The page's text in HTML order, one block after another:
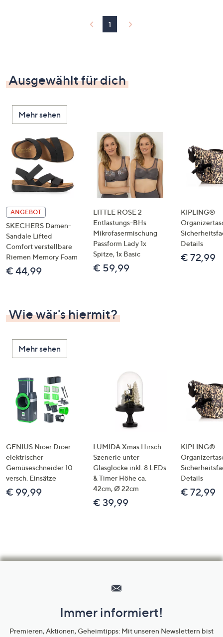
1
Ausgewählt für dich
Mehr sehen
ANGEBOT
SKECHERS Damen-
Sandale Lifted
Comfort verstellbare
Riemen Memory Foam
€ 44,99
LITTLE ROSE 2
Entlastungs-BHs
Mikrofasermischung
Passform Lady 1x
Spitze, 1x Basic
€ 59,99
KIPLING®
Details
€ 72,99
Wie wär's hiermit?
Mehr sehen
GENIUS Nicer Dicer
elektrischer
Gemüseschneider 10
versch. Einsätze
€ 99,99
LUMIDA Xmas Hirsch-
Szenerie unter
Glasglocke inkl. 8 LEDs
& Timer Höhe ca.
42cm, Ø 22cm
€ 39,99
KIPLING®
Details
€ 72,99
Unternehmensinformationen
Immer informiert!
Premieren, Aktionen, Geheimtipps: Mit unseren Newslettern bist